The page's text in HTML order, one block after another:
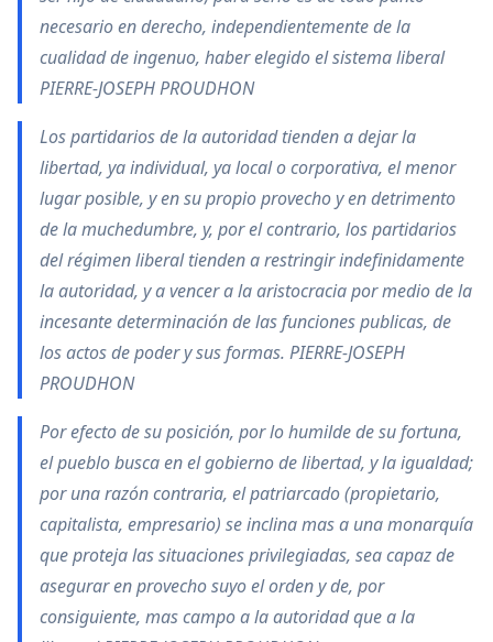
necesario en derecho, independientemente de la
cualidad de ingenuo, haber elegido el sistema liberal
PIERRE-JOSEPH PROUDHON
Los partidarios de la autoridad tienden a dejar la
libertad, ya individual, ya local o corporativa, el menor
lugar posible, y en su propio provecho y en detrimento
de la muchedumbre, y, por el contrario, los partidarios
del régimen liberal tienden a restringir indefinidamente
la autoridad, y a vencer a la aristocracia por medio de la
incesante determinación de las funciones publicas, de
los actos de poder y sus formas. PIERRE-JOSEPH
PROUDHON
Por efecto de su posición, por lo humilde de su fortuna,
el pueblo busca en el gobierno de libertad, y la igualdad;
por una razón contraria, el patriarcado (propietario,
capitalista, empresario) se inclina mas a una monarquía
que proteja las situaciones privilegiadas, sea capaz de
asegurar en provecho suyo el orden y de, por
consiguiente, mas campo a la autoridad que a la